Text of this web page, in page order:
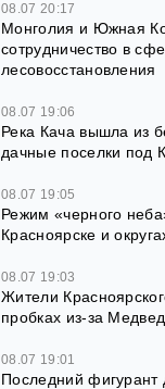
08.07 20:17
Монголия и Южная
сотрудничество в
лесовосстановления
08.07 19:06
Река Кача вышла из
дачные поселки под
08.07 19:05
Режим «черного
Красноярске и
08.07 19:03
Жители
пробках из-за
08.07 19:01
Последний фигурант